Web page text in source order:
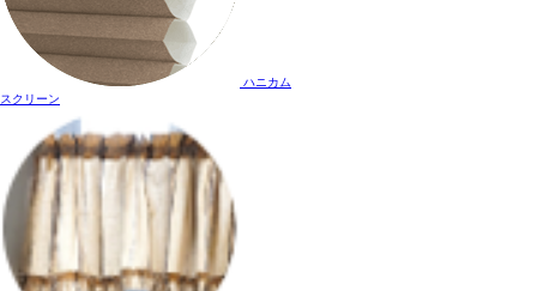
ハニカム
スクリーン